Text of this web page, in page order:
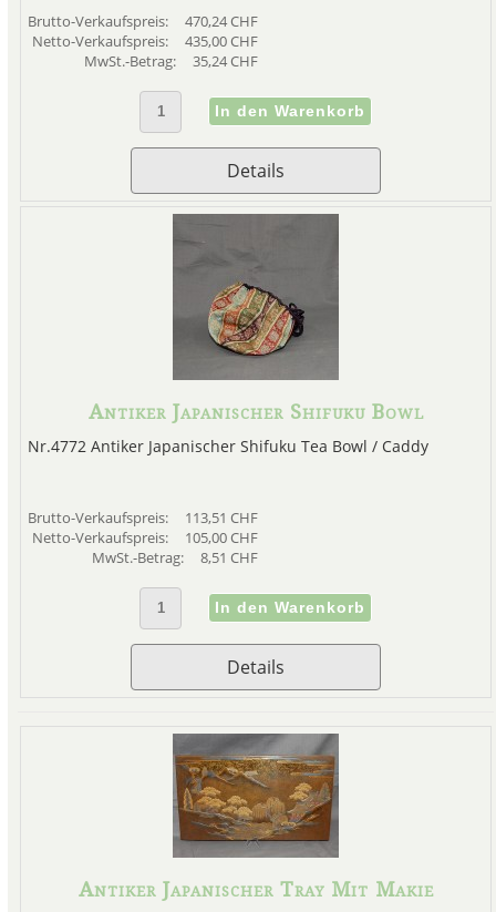
Brutto-Verkaufspreis:
470,24 CHF
Netto-Verkaufspreis:
435,00 CHF
MwSt.-Betrag:
35,24 CHF
Details
Antiker Japanischer Shifuku Bowl
Nr.4772 Antiker Japanischer Shifuku Tea Bowl / Caddy
Brutto-Verkaufspreis:
113,51 CHF
Netto-Verkaufspreis:
105,00 CHF
MwSt.-Betrag:
8,51 CHF
Details
Antiker Japanischer Tray Mit Makie